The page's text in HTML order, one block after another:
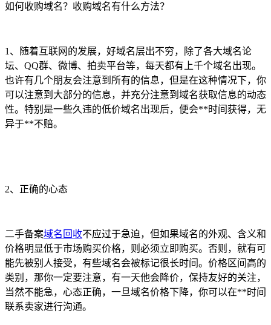
如何收购域名？收购域名有什么方法？
1、随着互联网的发展，好域名层出不穷，除了各大域名论
坛、QQ群、微博、拍卖平台等，每天都有上千个域名出现。
也许有几个朋友会注意到所有的信息，但是在这种情况下，你
可以注意到大部分的信息，并充分注意到域名获取信息的动态
性。特别是一些久违的低价域名出现后，便会**时间获得，无
异于**不赔。
2、正确的心态
二手备案域名回收不应过于急迫，但如果域名的外观、含义和
价格明显低于市场购买价格，则必须立即购买。否则，就有可
能先被别人接受，有些域名会被标记很长时间。价格区间高的
类别，那你一定要注意，有一天他会降价，保持友好的关注，
当然不能急，心态正确，一旦域名价格下降，你可以在**时间
联系卖家进行沟通。